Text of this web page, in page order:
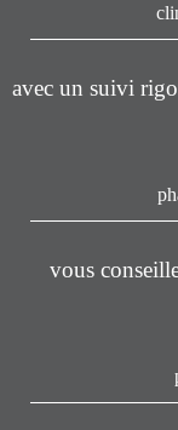
avec un suivi
vous